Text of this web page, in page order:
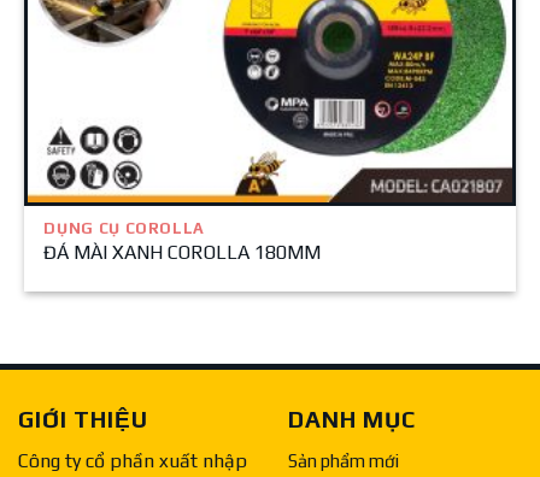
DỤNG CỤ COROLLA
ĐÁ MÀI XANH COROLLA 180MM
GIỚI THIỆU
Công ty cổ phần xuất nhập
DANH MỤC
Sản phẩm mới